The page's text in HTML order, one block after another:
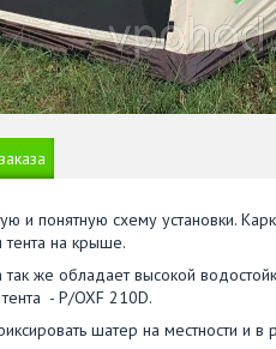
и понятную схему установки.
на крыше.
же обладает высокой
- P/OXF 210D.
шатер на местности и в